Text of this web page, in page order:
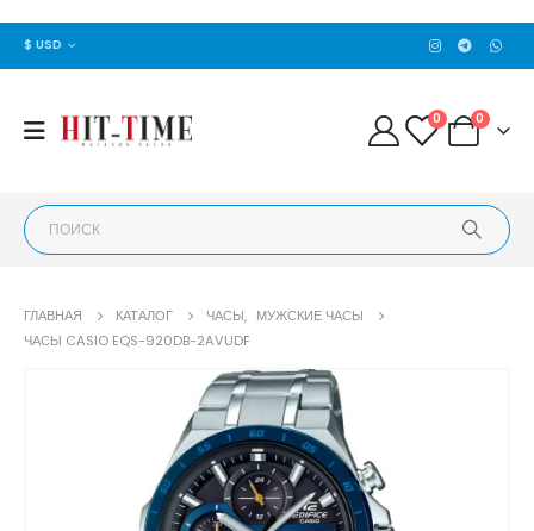
$ USD
0 0
ГЛАВНАЯ КАТАЛОГ ЧАСЫ, МУЖСКИЕ ЧАСЫ
ЧАСЫ CASIO EQS-920DB-2AVUDF